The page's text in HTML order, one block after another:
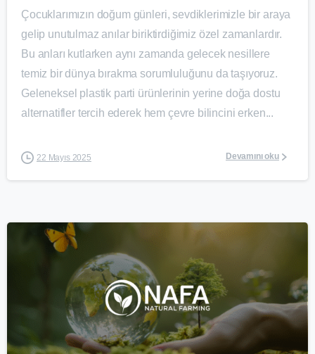
Çocuklarımızın doğum günleri, sevdiklerimizle bir araya
gelip unutulmaz anılar biriktirdiğimiz özel zamanlardır.
Bu anları kutlarken aynı zamanda gelecek nesillere
temiz bir dünya bırakma sorumluluğunu da taşıyoruz.
Geleneksel plastik parti ürünlerinin yerine doğa dostu
alternatifler tercih ederek hem çevre bilincini erken...
22 Mayıs 2025 Devamını oku